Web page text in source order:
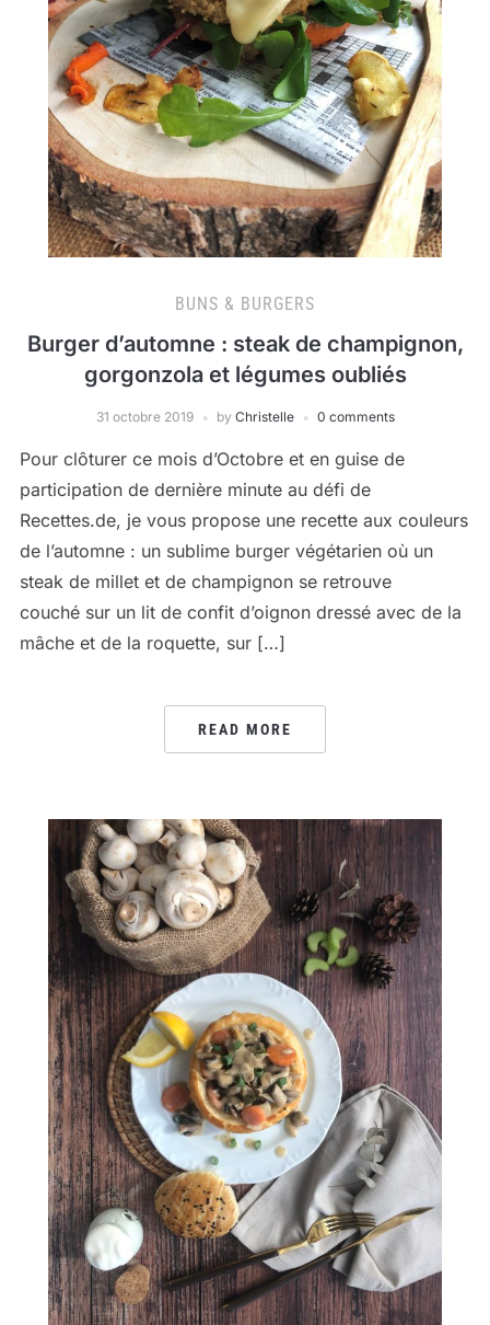
BUNS & BURGERS
Burger d’automne : steak de champignon,
gorgonzola et légumes oubliés
31 octobre 2019 by Christelle 0 comments
Pour clôturer ce mois d’Octobre et en guise de
participation de dernière minute au défi de
Recettes.de, je vous propose une recette aux couleurs
de l’automne : un sublime burger végétarien où un
steak de millet et de champignon se retrouve
couché sur un lit de confit d’oignon dressé avec de la
mâche et de la roquette, sur […]
READ MORE